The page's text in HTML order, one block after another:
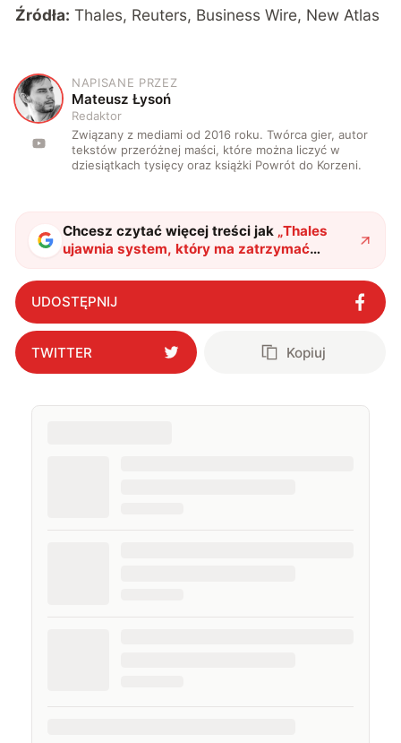
Źródła: Thales, Reuters, Business Wire, New Atlas
M
NAPISANE PRZEZ
Mateusz Łysoń
Redaktor
Związany z mediami od 2016 roku. Twórca gier, autor
tekstów przeróżnej maści, które można liczyć w
dziesiątkach tysięcy oraz książki Powrót do Korzeni.
Chcesz czytać więcej treści jak „Thales
ujawnia system, który ma zatrzymać
wszystko. Drony, pociski i rakiety
hipersoniczne w jednej sieci"?
UDOSTĘPNIJ
TWITTER Kopiuj